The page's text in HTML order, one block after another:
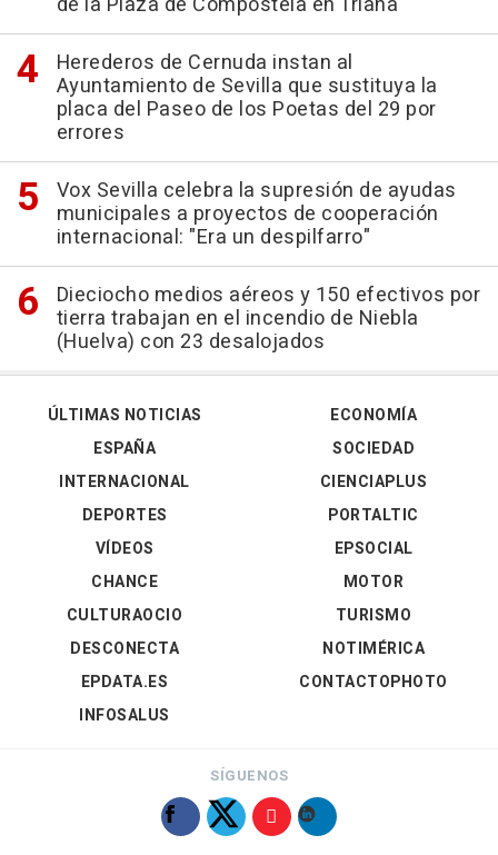
Herederos de Cernuda instan al
Ayuntamiento de Sevilla que sustituya la
placa del Paseo de los Poetas del 29 por
errores
Vox Sevilla celebra la supresión de ayudas
municipales a proyectos de cooperación
internacional: "Era un despilfarro"
Dieciocho medios aéreos y 150 efectivos por
tierra trabajan en el incendio de Niebla
(Huelva) con 23 desalojados
ÚLTIMAS NOTICIAS
ESPAÑA
INTERNACIONAL
DEPORTES
VÍDEOS
ECONOMÍA
SOCIEDAD
CIENCIAPLUS
PORTALTIC
EPSOCIAL
CHANCE
CULTURAOCIO
DESCONECTA
EPDATA.ES
INFOSALUS
MOTOR
TURISMO
NOTIMÉRICA
CONTACTOPHOTO
SÍGUENOS